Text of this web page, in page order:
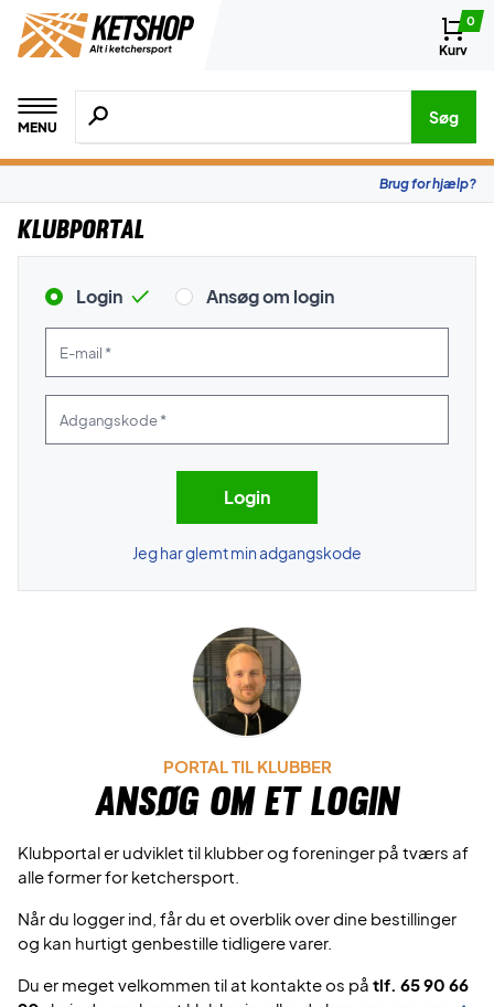
0
Kurv
MENU
Søg efter produkter, mærker etc.
Søg
Brug for hjælp?
Klubportal
Login Ansøg om login
Jeg har glemt min adgangskode
PORTAL TIL KLUBBER
Ansøg om et login
Klubportal er udviklet til klubber og foreninger på tværs af
alle former for ketchersport.
Når du logger ind, får du et overblik over dine bestillinger
og kan hurtigt genbestille tidligere varer.
Du er meget velkommen til at kontakte os på tlf. 65 90 66